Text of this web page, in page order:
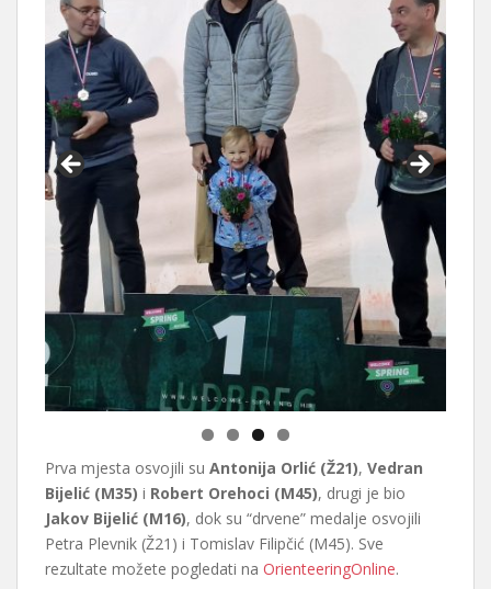
Prva mjesta osvojili su Antonija Orlić (Ž21), Vedran
Bijelić (M35) i Robert Orehoci (M45), drugi je bio
Jakov Bijelić (M16), dok su “drvene” medalje osvojili
Petra Plevnik (Ž21) i Tomislav Filipčić (M45). Sve
rezultate možete pogledati na OrienteeringOnline.